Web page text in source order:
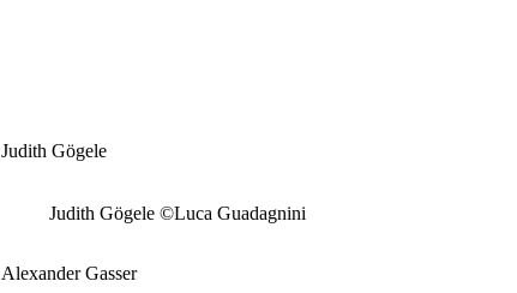
Judith Gögele
Judith Gögele ©Luca Guadagnini
Alexander Gasser